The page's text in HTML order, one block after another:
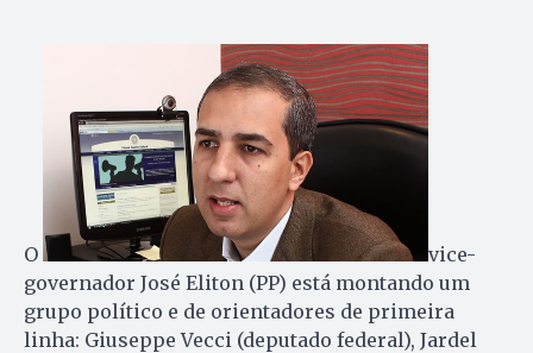
O
vice-
governador José Eliton (PP) está montando um
grupo político e de orientadores de primeira
linha: Giuseppe Vecci (deputado federal), Jardel